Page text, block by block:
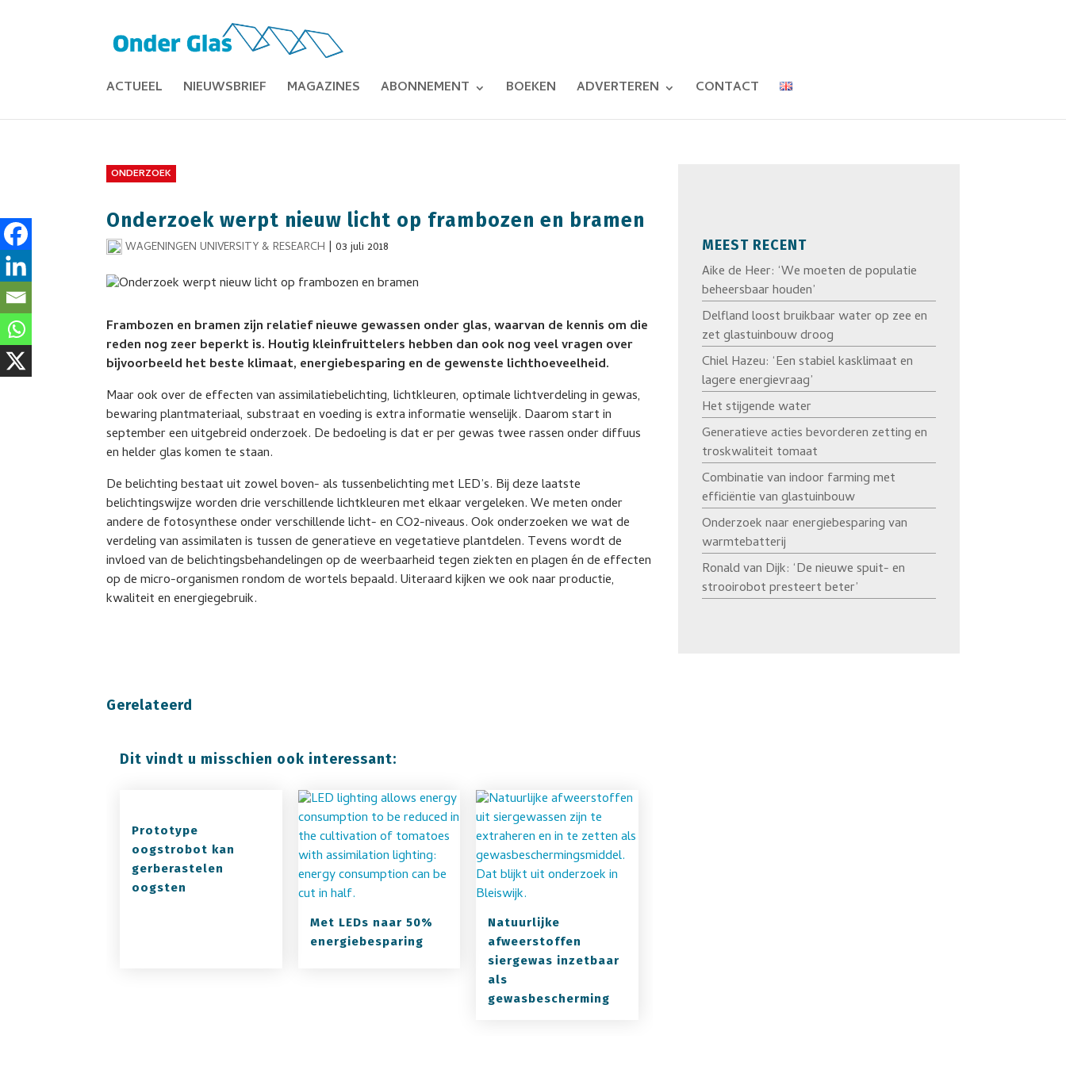
ACTUEEL NIEUWSBRIEF MAGAZINES ABONNEMENT BOEKEN ADVERTEREN CONTACT
ONDERZOEK
Onderzoek werpt nieuw licht op frambozen en bramen
WAGENINGEN UNIVERSITY & RESEARCH |03 juli 2018
Frambozen en bramen zijn relatief nieuwe gewassen onder glas, waarvan de kennis om die
reden nog zeer beperkt is. Houtig kleinfruittelers hebben dan ook nog veel vragen over
bijvoorbeeld het beste klimaat, energiebesparing en de gewenste lichthoeveelheid.
Maar ook over de effecten van assimilatiebelichting, lichtkleuren, optimale lichtverdeling in gewas,
bewaring plantmateriaal, substraat en voeding is extra informatie wenselijk. Daarom start in
september een uitgebreid onderzoek. De bedoeling is dat er per gewas twee rassen onder diffuus
en helder glas komen te staan.
De belichting bestaat uit zowel boven- als tussenbelichting met LED’s. Bij deze laatste
belichtingswijze worden drie verschillende lichtkleuren met elkaar vergeleken. We meten onder
andere de fotosynthese onder verschillende licht- en CO2-niveaus. Ook onderzoeken we wat de
verdeling van assimilaten is tussen de generatieve en vegetatieve plantdelen. Tevens wordt de
invloed van de belichtingsbehandelingen op de weerbaarheid tegen ziekten en plagen én de effecten
op de micro-organismen rondom de wortels bepaald. Uiteraard kijken we ook naar productie,
kwaliteit en energiegebruik.
Gerelateerd
Dit vindt u misschien ook interessant:
Prototype
oogstrobot kan
gerberastelen
oogsten
Met LEDs naar 50%
energiebesparing
Natuurlijke
afweerstoffen
siergewas inzetbaar
als
gewasbescherming
MEEST RECENT
Aike de Heer: ‘We moeten de populatie
beheersbaar houden’
Delfland loost bruikbaar water op zee en
zet glastuinbouw droog
Chiel Hazeu: ‘Een stabiel kasklimaat en
lagere energievraag’
Het stijgende water
Generatieve acties bevorderen zetting en
troskwaliteit tomaat
Combinatie van indoor farming met
efficiëntie van glastuinbouw
Onderzoek naar energiebesparing van
warmtebatterij
Ronald van Dijk: ‘De nieuwe spuit- en
strooirobot presteert beter’